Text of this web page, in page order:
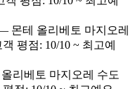
몬테 올리베토 마지오레
평점: 10/10 ~ 최고예
리베토 마지오레 수도